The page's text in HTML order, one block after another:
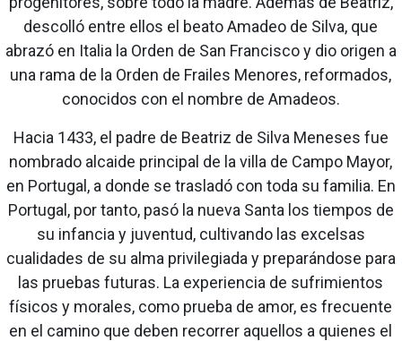
descolló entre ellos el beato Amadeo de Silva, que
abrazó en Italia la Orden de San Francisco y dio origen a
una rama de la Orden de Frailes Menores, reformados,
conocidos con el nombre de Amadeos.
Hacia 1433, el padre de Beatriz de Silva Meneses fue
nombrado alcaide principal de la villa de Campo Mayor,
en Portugal, a donde se trasladó con toda su familia. En
Portugal, por tanto, pasó la nueva Santa los tiempos de
su infancia y juventud, cultivando las excelsas
cualidades de su alma privilegiada y preparándose para
las pruebas futuras. La experiencia de sufrimientos
físicos y morales, como prueba de amor, es frecuente
en el camino que deben recorrer aquellos a quienes el